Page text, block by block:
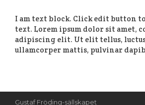
I am text block. Click edit button
text. Lorem ipsum dolor sit amet,
adipiscing elit. Ut elit tellus,
ullamcorper mattis, pulvinar
Gustaf Fröding-sällskapet